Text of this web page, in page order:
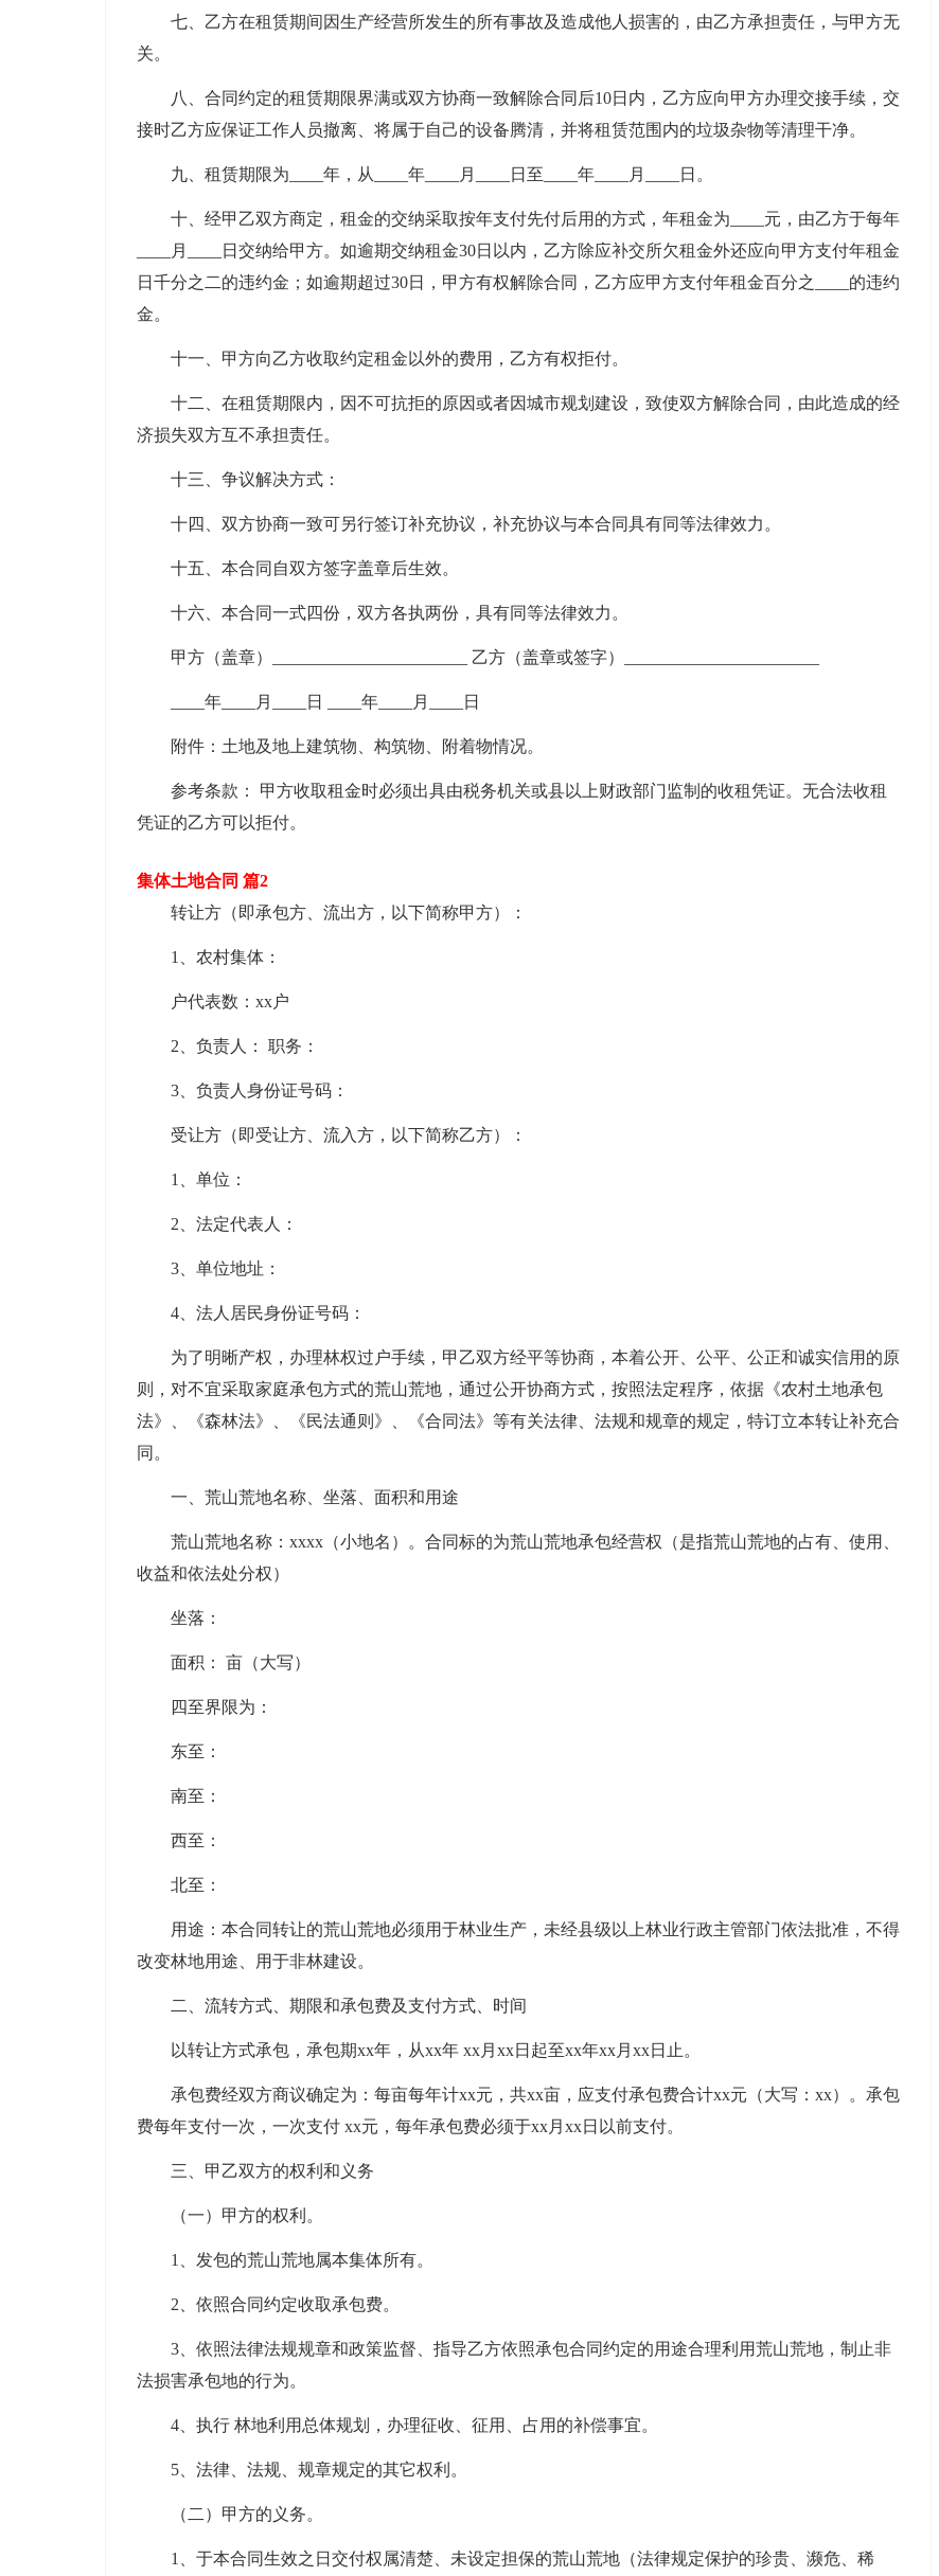
七、乙方在租赁期间因生产经营所发生的所有事故及造成他人损害的，由乙方承担责任，与甲方无
关。
八、合同约定的租赁期限界满或双方协商一致解除合同后10日内，乙方应向甲方办理交接手续，交
接时乙方应保证工作人员撤离、将属于自己的设备腾清，并将租赁范围内的垃圾杂物等清理干净。
九、租赁期限为____年，从____年____月____日至____年____月____日。
十、经甲乙双方商定，租金的交纳采取按年支付先付后用的方式，年租金为____元，由乙方于每年
____月____日交纳给甲方。如逾期交纳租金30日以内，乙方除应补交所欠租金外还应向甲方支付年租金
日千分之二的违约金；如逾期超过30日，甲方有权解除合同，乙方应甲方支付年租金百分之____的违约
金。
十一、甲方向乙方收取约定租金以外的费用，乙方有权拒付。
十二、在租赁期限内，因不可抗拒的原因或者因城市规划建设，致使双方解除合同，由此造成的经
济损失双方互不承担责任。
十三、争议解决方式：
十四、双方协商一致可另行签订补充协议，补充协议与本合同具有同等法律效力。
十五、本合同自双方签字盖章后生效。
十六、本合同一式四份，双方各执两份，具有同等法律效力。
甲方（盖章）_______________________ 乙方（盖章或签字）_______________________
____年____月____日 ____年____月____日
附件：土地及地上建筑物、构筑物、附着物情况。
参考条款： 甲方收取租金时必须出具由税务机关或县以上财政部门监制的收租凭证。无合法收租
凭证的乙方可以拒付。
集体土地合同 篇2
转让方（即承包方、流出方，以下简称甲方）：
1、农村集体：
户代表数：xx户
2、负责人： 职务：
3、负责人身份证号码：
受让方（即受让方、流入方，以下简称乙方）：
1、单位：
2、法定代表人：
3、单位地址：
4、法人居民身份证号码：
为了明晰产权，办理林权过户手续，甲乙双方经平等协商，本着公开、公平、公正和诚实信用的原
则，对不宜采取家庭承包方式的荒山荒地，通过公开协商方式，按照法定程序，依据《农村土地承包
法》、《森林法》、《民法通则》、《合同法》等有关法律、法规和规章的规定，特订立本转让补充合
同。
一、荒山荒地名称、坐落、面积和用途
荒山荒地名称：xxxx（小地名）。合同标的为荒山荒地承包经营权（是指荒山荒地的占有、使用、
收益和依法处分权）
坐落：
面积： 亩（大写）
四至界限为：
东至：
南至：
西至：
北至：
用途：本合同转让的荒山荒地必须用于林业生产，未经县级以上林业行政主管部门依法批准，不得
改变林地用途、用于非林建设。
二、流转方式、期限和承包费及支付方式、时间
以转让方式承包，承包期xx年，从xx年 xx月xx日起至xx年xx月xx日止。
承包费经双方商议确定为：每亩每年计xx元，共xx亩，应支付承包费合计xx元（大写：xx）。承包
费每年支付一次，一次支付 xx元，每年承包费必须于xx月xx日以前支付。
三、甲乙双方的权利和义务
（一）甲方的权利。
1、发包的荒山荒地属本集体所有。
2、依照合同约定收取承包费。
3、依照法律法规规章和政策监督、指导乙方依照承包合同约定的用途合理利用荒山荒地，制止非
法损害承包地的行为。
4、执行 林地利用总体规划，办理征收、征用、占用的补偿事宜。
5、法律、法规、规章规定的其它权利。
（二）甲方的义务。
1、于本合同生效之日交付权属清楚、未设定担保的荒山荒地（法律规定保护的珍贵、濒危、稀